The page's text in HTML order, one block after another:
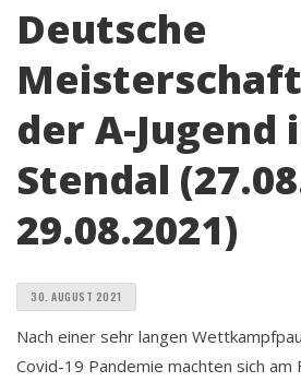
Deutsche
der A-Jugend
Stendal
29.08.2021)
30. AUGUST 2021
Nach einer sehr langen
Covid-19 Pandemie machten sich